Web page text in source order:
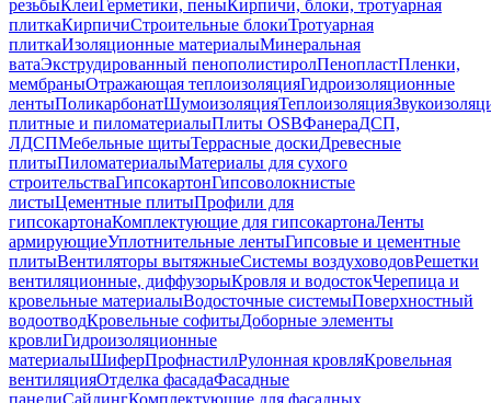
резьбыКлеиГерметики, пеныКирпичи, блоки, тротуарная
плиткаКирпичиСтроительные блокиТротуарная
плиткаИзоляционные материалыМинеральная
ватаЭкструдированный пенополистиролПенопластПленки,
мембраныОтражающая теплоизоляцияГидроизоляционные
лентыПоликарбонатШумоизоляцияТеплоизоляция
плитные и пиломатериалыПлиты OSBФанераДСП,
ЛДСПМебельные щитыТеррасные доскиДревесные
плитыПиломатериалыМатериалы для сухого
строительстваГипсокартонГипсоволокнистые
листыЦементные плитыПрофили для
гипсокартонаКомплектующие для гипсокартонаЛенты
армирующиеУплотнительные лентыГипсовые и цементные
плитыВентиляторы вытяжныеСистемы воздуховодовРешетки
вентиляционные, диффузорыКровля и водостокЧерепица и
кровельные материалыВодосточные системыПоверхностный
водоотводКровельные софитыДоборные элементы
кровлиГидроизоляционные
материалыШиферПрофнастилРулонная кровляКровельная
вентиляцияОтделка фасадаФасадные
панелиСайдингКомплектующие для фасадных